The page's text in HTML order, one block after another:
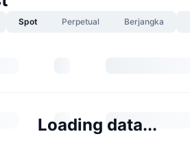
Spot Perpetual Berjangka
Loading data...